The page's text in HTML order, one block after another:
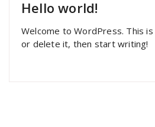
Hello world!
Welcome to WordPress. This
or delete it, then start writing!